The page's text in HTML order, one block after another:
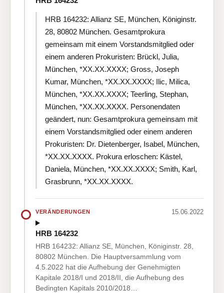
HRB 164232: Allianz SE, München, Königinstr.
28, 80802 München. Gesamtprokura
gemeinsam mit einem Vorstandsmitglied oder
einem anderen Prokuristen: Brückl, Julia,
München, *XX.XX.XXXX; Gross, Joseph
Kumar, München, *XX.XX.XXXX; Ilic, Milica,
München, *XX.XX.XXXX; Teerling, Stephan,
München, *XX.XX.XXXX. Personendaten
geändert, nun: Gesamtprokura gemeinsam mit
einem Vorstandsmitglied oder einem anderen
Prokuristen: Dr. Dietenberger, Isabel, München,
*XX.XX.XXXX. Prokura erloschen: Kästel,
Daniela, München, *XX.XX.XXXX; Smith, Karl,
Grasbrunn, *XX.XX.XXXX.
VERÄNDERUNGEN 15.06.2022
HRB 164232
HRB 164232: Allianz SE, München, Königinstr. 28,
80802 München. Die Hauptversammlung vom
4.5.2022 hat die Aufhebung der Genehmigten
Kapitale 2018/I und 2018/II, die Aufhebung des
Bedingten Kapitals 2010/2018…